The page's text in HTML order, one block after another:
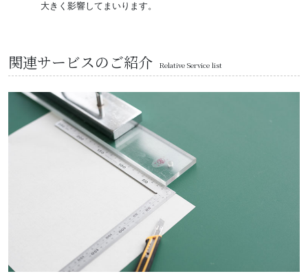
大きく影響してまいります。
関連サービスのご紹介 Relative Service list